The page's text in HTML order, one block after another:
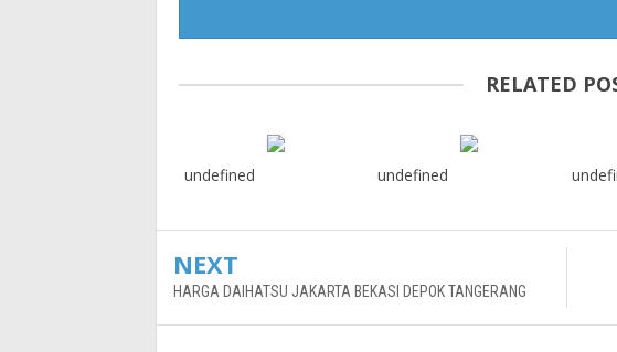
RELATED
undefined undefined
NEXT
HARGA DAIHATSU JAKARTA BEKASI DEPOK TANGERANG